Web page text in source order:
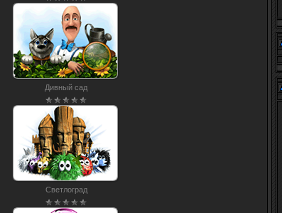
Дивный сад
Светлоград